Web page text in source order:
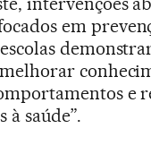
em
e
à saúde”.